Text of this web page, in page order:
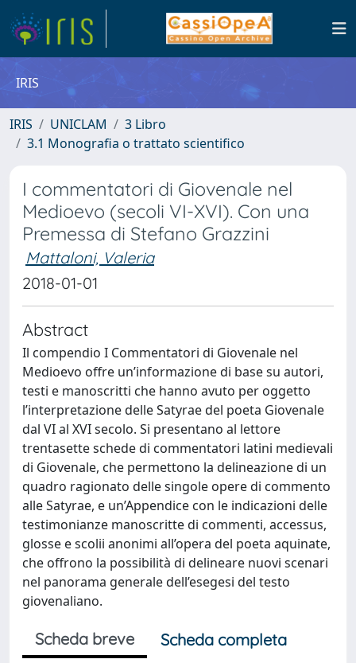
IRIS
IRIS UNICLAM
3 Libro
3.1 Monografia o trattato scientifico
I commentatori di Giovenale nel
Medioevo (secoli VI-XVI). Con una
Premessa di Stefano Grazzini
Mattaloni, Valeria
2018-01-01
Abstract
Il compendio I Commentatori di Giovenale nel
Medioevo offre un’informazione di base su autori,
testi e manoscritti che hanno avuto per oggetto
l’interpretazione delle Satyrae del poeta Giovenale
dal VI al XVI secolo. Si presentano al lettore
trentasette schede di commentatori latini medievali
di Giovenale, che permettono la delineazione di un
quadro ragionato delle singole opere di commento
alle Satyrae, e un’Appendice con le indicazioni delle
testimonianze manoscritte di commenti, accessus,
glosse e scolii anonimi all’opera del poeta aquinate,
che offrono la possibilità di delineare nuovi scenari
nel panorama generale dell’esegesi del testo
giovenaliano.
Scheda breve
Scheda completa